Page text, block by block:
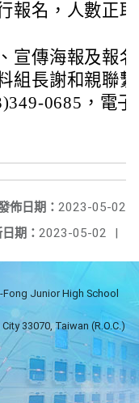
報名，人數正
宣傳海報及報
組長謝和親聯
0685，電子
佈日期： 2023-05-02
期： 2023-05-02 |
Junior High School
33070, Taiwan (R.O.C.)